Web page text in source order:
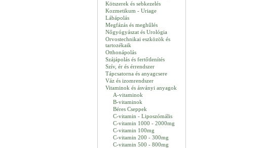
Kötszerek és sebkezelés
Kozmetikum - Uriage
Lábápolás
Megfázás és meghűlés
Nőgyógyászat és Urológia
Orvostechnikai eszközök és
tartozékaik
Otthonápolás
Szájápolás és fertőtlenítés
Szív, ér és érrendszer
Tápcsatorna és anyagcsere
Váz és izomrendszer
Vitaminok és ásványi anyagok
A-vitaminok
B-vitaminok
Béres Cseppek
C-vitamin - Liposzómális
C-vitamin 1000 - 2000mg
C-vitamin 100mg
C-vitamin 200 - 300mg
C-vitamin 500 - 800mg